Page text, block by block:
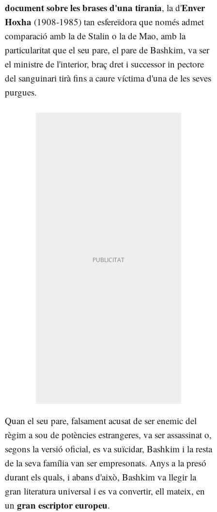
document sobre les brases d'una tirania, la d'Enver
Hoxha (1908-1985) tan esfereïdora que només admet
comparació amb la de Stalin o la de Mao, amb la
particularitat que el seu pare, el pare de Bashkim, va ser
el ministre de l'interior, braç dret i successor in pectore
del sanguinari tirà fins a caure víctima d'una de les seves
purgues.
Quan el seu pare, falsament acusat de ser enemic del
règim a sou de potències estrangeres, va ser assassinat o,
segons la versió oficial, es va suïcidar, Bashkim i la resta
de la seva família van ser empresonats. Anys a la presó
durant els quals, i abans d'això, Bashkim va llegir la
gran literatura universal i es va convertir, ell mateix, en
un gran escriptor europeu.